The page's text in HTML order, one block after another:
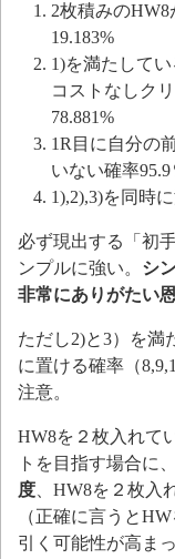
2枚積みの
19.183%
1)を満たして
コストなしク
78.881%
1R目に自分の
いない確率95.9
1),2),3)を同時
必ず現出する「初
ンプルに強い。 シ
非常にありがたい
ただし2)と3）を満
に置ける確率（
注意。
HW8を２枚入れて
トを目指す場合に
度 、HW8を２枚入
（正確に言うと
引く可能性が高ま